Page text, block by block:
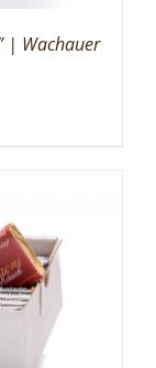
| Wachauer